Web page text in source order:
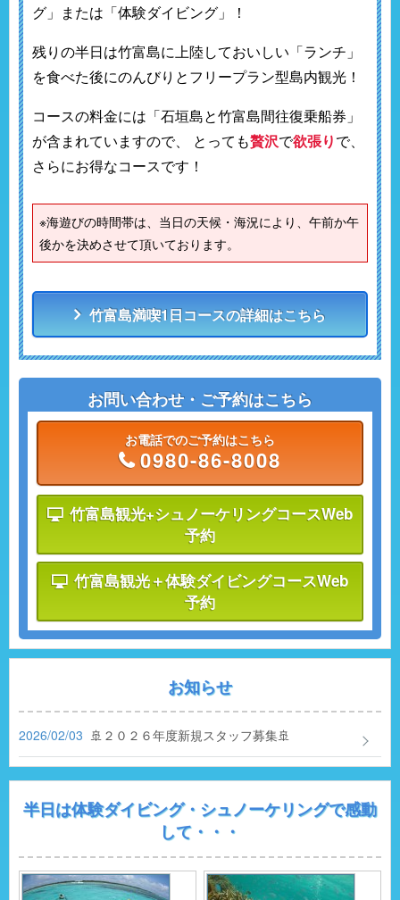
グ」または「体験ダイビング」！
残りの半日は竹富島に上陸しておいしい「ランチ」
を食べた後にのんびりとフリープラン型島内観光！
コースの料金には「石垣島と竹富島間往復乗船券」
が含まれていますので、 とっても贅沢で欲張りで、
さらにお得なコースです！
※海遊びの時間帯は、当日の天候・海況により、午前か午
後かを決めさせて頂いております。
竹富島満喫1日コースの詳細はこちら
お問い合わせ・ご予約はこちら
お電話でのご予約はこちら
0980-86-8008
竹富島観光+シュノーケリングコースWeb
予約
竹富島観光＋体験ダイビングコースWeb
予約
お知らせ
2026/02/03 🚢２０２６年度新規スタッフ募集🚢
半日は体験ダイビング・シュノーケリングで感動
して・・・